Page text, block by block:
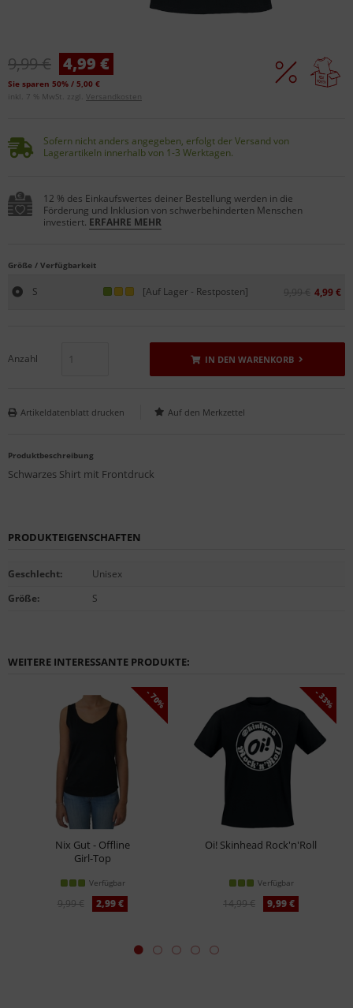
9,99 € 4,99 €
Sie sparen 50% / 5,00 €
inkl. 7 % MwSt. zzgl. Versandkosten
Sofern nicht anders angegeben, erfolgt der Versand von
Lagerartikeln innerhalb von 1-3 Werktagen.
12 % des Einkaufswertes deiner Bestellung werden in die
Förderung und Inklusion von schwerbehinderten Menschen
investiert. ERFAHRE MEHR
Größe / Verfügbarkeit
S [Auf Lager - Restposten] 9,99 € 4,99 €
Anzahl IN DEN WARENKORB
Artikeldatenblatt drucken
Produktbeschreibung
Schwarzes Shirt mit Frontdruck
PRODUKTEIGENSCHAFTEN
Geschlecht:
Unisex
Größe: S
WEITERE INTERESSANTE PRODUKTE:
Nix Gut - Offline
Girl-Top
Verfügbar
9,99 € 2,99 €
- 70%
Oi! Skinhead Rock'n'Roll
Verfügbar
14,99 € 9,99 €
- 33%